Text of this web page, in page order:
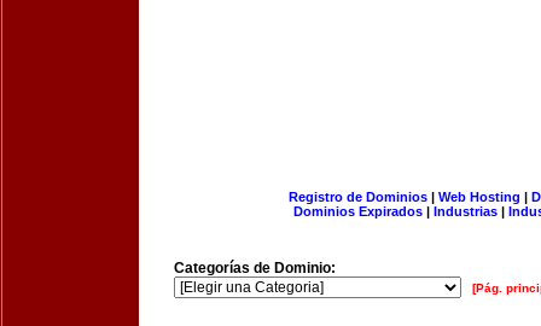
Registro de Dominios| Web Hosting |
Dominios Expirados | Industrias |
Categorías de Dominio:
[Pág.